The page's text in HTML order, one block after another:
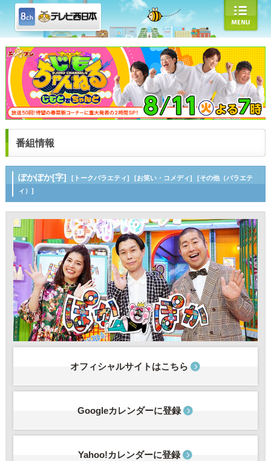
番組情報
ぽかぽか[字] [トークバラエティ] [お笑い・コメディ]
[その他（バラエテ
ィ）]
オフィシャルサイトはこちら
Googleカレンダーに登録
Yahoo!カレンダーに登録